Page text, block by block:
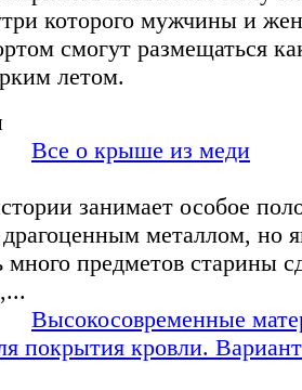
которого мужчины и
смогут размещаться
летом.
Все о крыше из меди
занимает особое
драгоценным металлом, но
предметов старины
Высокосовременные
покрытия кровли.